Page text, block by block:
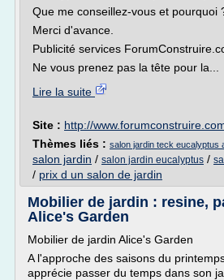
Que me conseillez-vous et pourquoi
Merci d'avance.
Publicité services
Ne vous prenez pas la tête pour la...
Lire la suite
Site : http://
Thèmes liés : salon jardin teck eucalyptus
salon jardin / salon jardin eucalyptus /
/ prix d un salon de jardin
Mobilier de jardin : resine,
Alice's Garden
Mobilier de jardin Alice's Garden
A l'approche des saisons du
apprécie passer du temps dans son